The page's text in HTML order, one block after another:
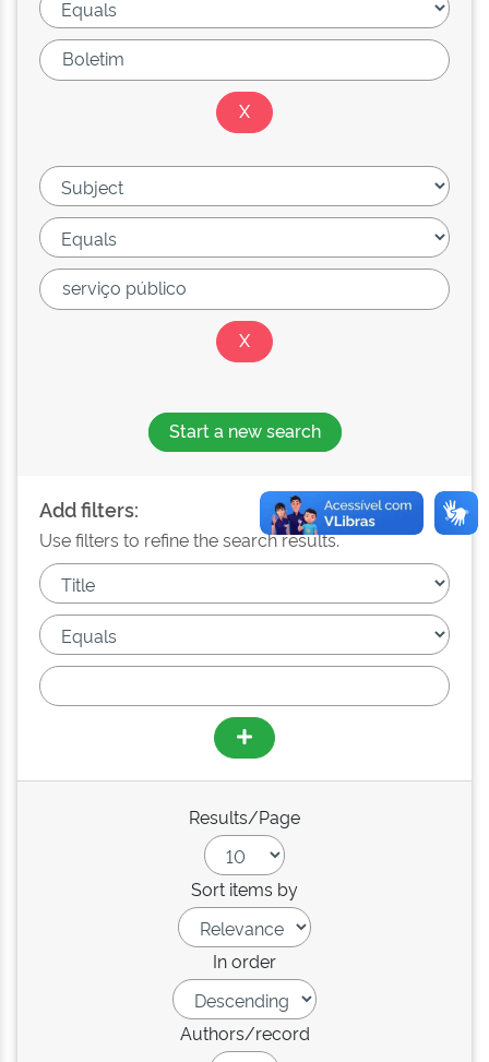
Start a new search
Add filters:
Use filters to refine the search results.
Results/Page
Sort items by
In order
Authors/record